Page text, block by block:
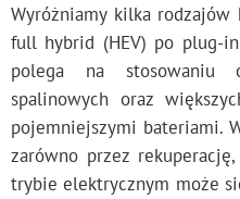
Wyróżniamy kilka
full hybrid (HEV) po plug-
polega na stosowaniu
spalinowych oraz
pojemniejszymi bateriami.
zarówno przez
trybie elektrycznym może